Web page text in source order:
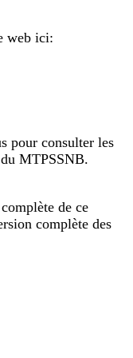
web ici:
pour consulter les
MTPSSNB.
de ce
complète des